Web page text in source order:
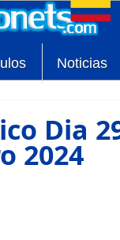
Noticias
Dia
2024